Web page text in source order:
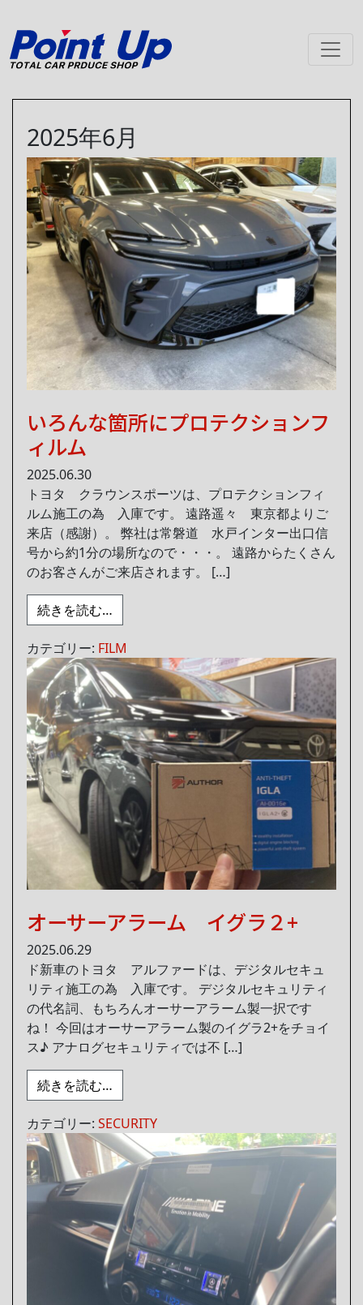
メインナビゲーション
2025年6月
いろんな箇所にプロテクションフ
ィルム
2025.06.30
トヨタ クラウンスポーツは、プロテクションフィ
ルム施工の為 入庫です。 遠路遥々 東京都よりご
来店（感謝）。 弊社は常磐道 水戸インター出口信
号から約1分の場所なので・・・。 遠路からたくさん
のお客さんがご来店されます。 […]
続きを読む…
カテゴリー: FILM
オーサーアラーム イグラ２+
2025.06.29
ド新車のトヨタ アルファードは、デジタルセキュ
リティ施工の為 入庫です。 デジタルセキュリティ
の代名詞、もちろんオーサーアラーム製一択です
ね！ 今回はオーサーアラーム製のイグラ2+をチョイ
ス♪ アナログセキュリティでは不 […]
続きを読む…
カテゴリー: SECURITY